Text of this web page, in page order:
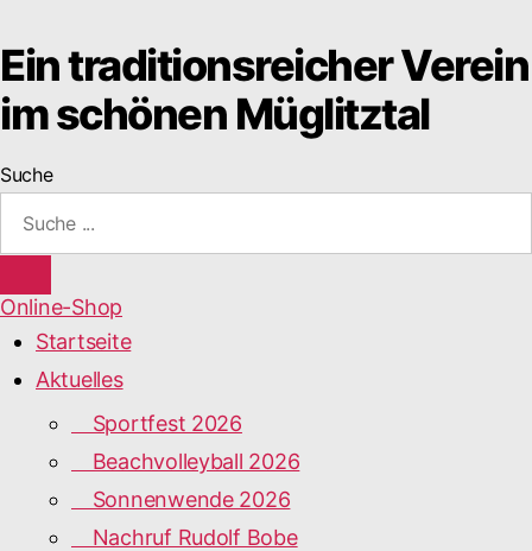
Ein traditionsreicher Verein
im schönen Müglitztal
Suche
Online-Shop
Startseite
Aktuelles
Sportfest 2026
Beachvolleyball 2026
Sonnenwende 2026
Nachruf Rudolf Bobe